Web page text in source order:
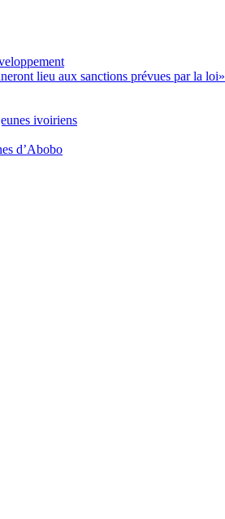
lieu aux sanctions prévues par la loi»
ivoiriens
d’Abobo